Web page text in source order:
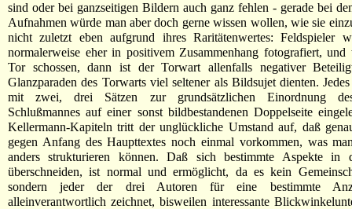
sind oder bei ganzseitigen Bildern auch ganz fehlen - gerade bei
Aufnahmen würde man aber doch gerne wissen wollen, wie sie
nicht zuletzt eben aufgrund ihres Raritätenwertes: Feldspieler
normalerweise eher in positivem Zusammenhang fotografiert,
Tor schossen, dann ist der Torwart allenfalls negativer
Glanzparaden des Torwarts viel seltener als Bildsujet dienten.
mit zwei, drei Sätzen zur grundsätzlichen Einordnung
Schlußmannes auf einer sonst bildbestandenen Doppelseite
Kellermann-Kapiteln tritt der unglückliche Umstand auf, daß
gegen Anfang des Haupttextes noch einmal vorkommen, was
anders strukturieren können. Daß sich bestimmte Aspekte in
überschneiden, ist normal und ermöglicht, da es kein
sondern jeder der drei Autoren für eine bestimmte
alleinverantwortlich zeichnet, bisweilen interessante